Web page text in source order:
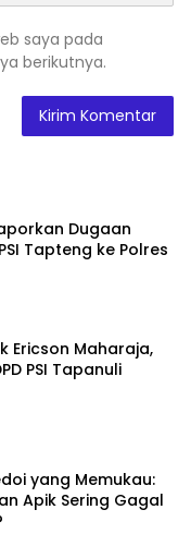
saya pada
berikutnya.
Dugaan
Tapteng ke Polres
Ericson Maharaja,
PSI Tapanuli
yang Memukau:
Apik Sering Gagal